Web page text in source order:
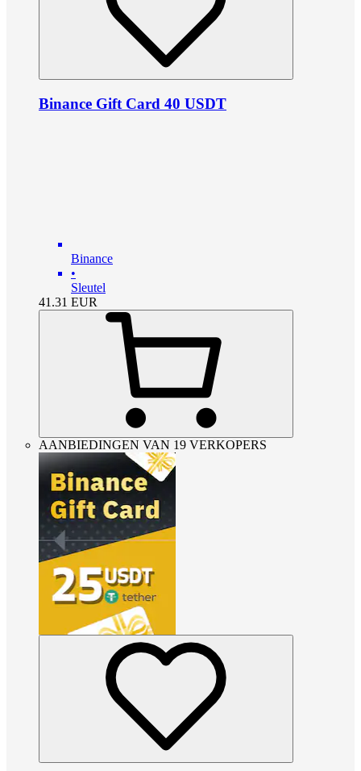
Binance Gift Card 40 USDT
Binance
•
Sleutel
41.31 EUR
AANBIEDINGEN VAN 19 VERKOPERS